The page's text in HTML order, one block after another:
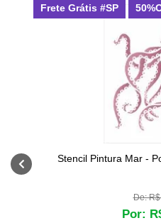
Stencil Pintura Mar -
De:
Por:
Frete Grátis #SP